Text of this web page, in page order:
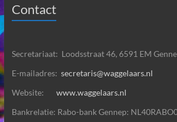
Contact
Secretariaat: Loodsstraat 46, 6591 EM
E-mailadres: secretaris@waggelaars.nl
Website: www.waggelaars.nl
Bankrelatie: Rabo-bank Gennep: